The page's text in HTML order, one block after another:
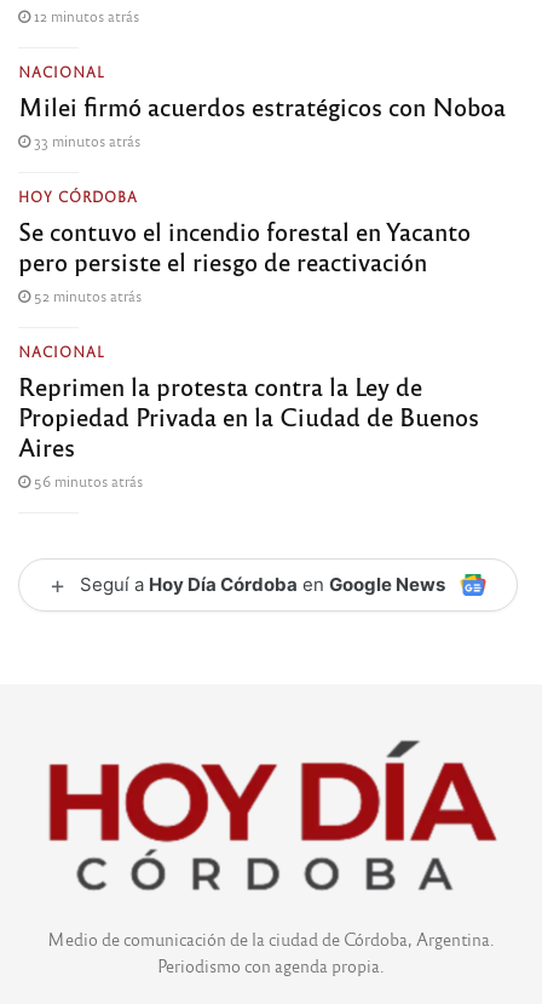
12 minutos atrás
NACIONAL
Milei firmó acuerdos estratégicos con Noboa
33 minutos atrás
HOY CÓRDOBA
Se contuvo el incendio forestal en Yacanto
pero persiste el riesgo de reactivación
52 minutos atrás
NACIONAL
Reprimen la protesta contra la Ley de
Propiedad Privada en la Ciudad de Buenos
Aires
56 minutos atrás
+ Seguí a Hoy Día Córdoba en Google News
Medio de comunicación de la ciudad de Córdoba, Argentina.
Periodismo con agenda propia.